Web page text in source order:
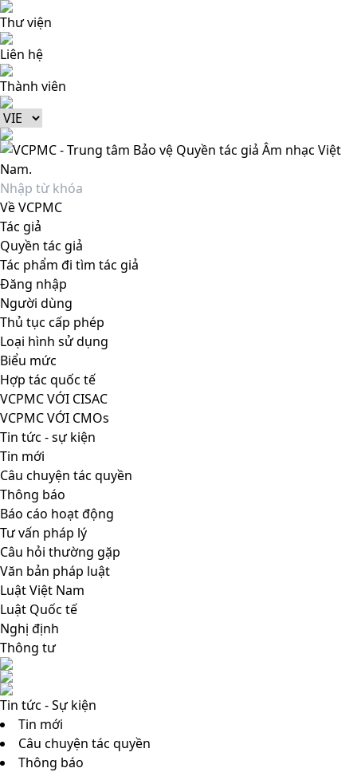
Thư viện
Liên hệ
Thành viên
Về VCPMC
Tác giả
Quyền tác giả
Tác phẩm đi tìm tác giả
Đăng nhập
Người dùng
Thủ tục cấp phép
Loại hình sử dụng
Biểu mức
Hợp tác quốc tế
VCPMC VỚI CISAC
VCPMC VỚI CMOs
Tin tức - sự kiện
Tin mới
Câu chuyện tác quyền
Thông báo
Báo cáo hoạt động
Tư vấn pháp lý
Câu hỏi thường gặp
Văn bản pháp luật
Luật Việt Nam
Luật Quốc tế
Nghị định
Thông tư
Tin tức - Sự kiện
Tin mới
Câu chuyện tác quyền
Thông báo